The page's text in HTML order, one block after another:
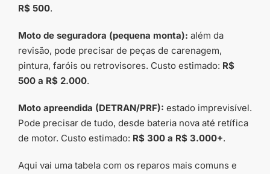
R$ 500.
Moto de seguradora (pequena monta): além da
revisão, pode precisar de peças de carenagem,
pintura, faróis ou retrovisores. Custo estimado: R$
500 a R$ 2.000.
Moto apreendida (DETRAN/PRF): estado imprevisível.
Pode precisar de tudo, desde bateria nova até retífica
de motor. Custo estimado: R$ 300 a R$ 3.000+.
Aqui vai uma tabela com os reparos mais comuns e